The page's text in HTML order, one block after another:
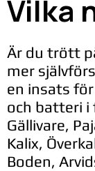
Vilka
Är du trött
mer
en insats
och batteri i
Gällivare,
Kalix,
Boden,